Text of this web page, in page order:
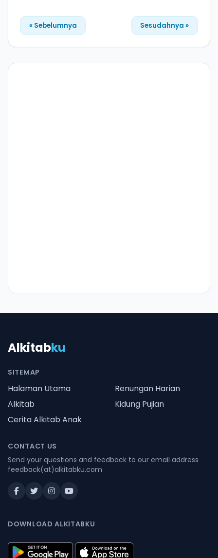
« Sebelumnya Sesudahnya »
Alkitabku
SITEMAP
Halaman Utama
Renungan Harian
Alkitab
Kidung Pujian
Cerita Alkitab Anak
CONTACT US
Send your questions and feedback to our email address
feedback(at)alkitabku.com
DOWNLOAD ALKITABKU